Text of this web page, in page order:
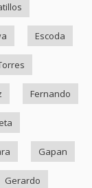
Escoda
Fernando
Gapan
Gerardo